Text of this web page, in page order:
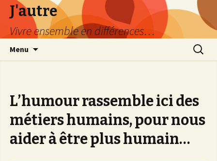
J'autre
Vivre ensemble en différences…
Menu
L’humour rassemble ici des
métiers humains, pour nous
aider à être plus humain…